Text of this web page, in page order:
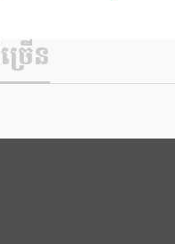
រើន